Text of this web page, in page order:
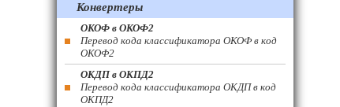
Конвертеры
ОКОФ в ОКОФ2
Перевод кода классификатора ОКОФ в код
ОКОФ2
ОКДП в ОКПД2
Перевод кода классификатора ОКДП в код
ОКПД2